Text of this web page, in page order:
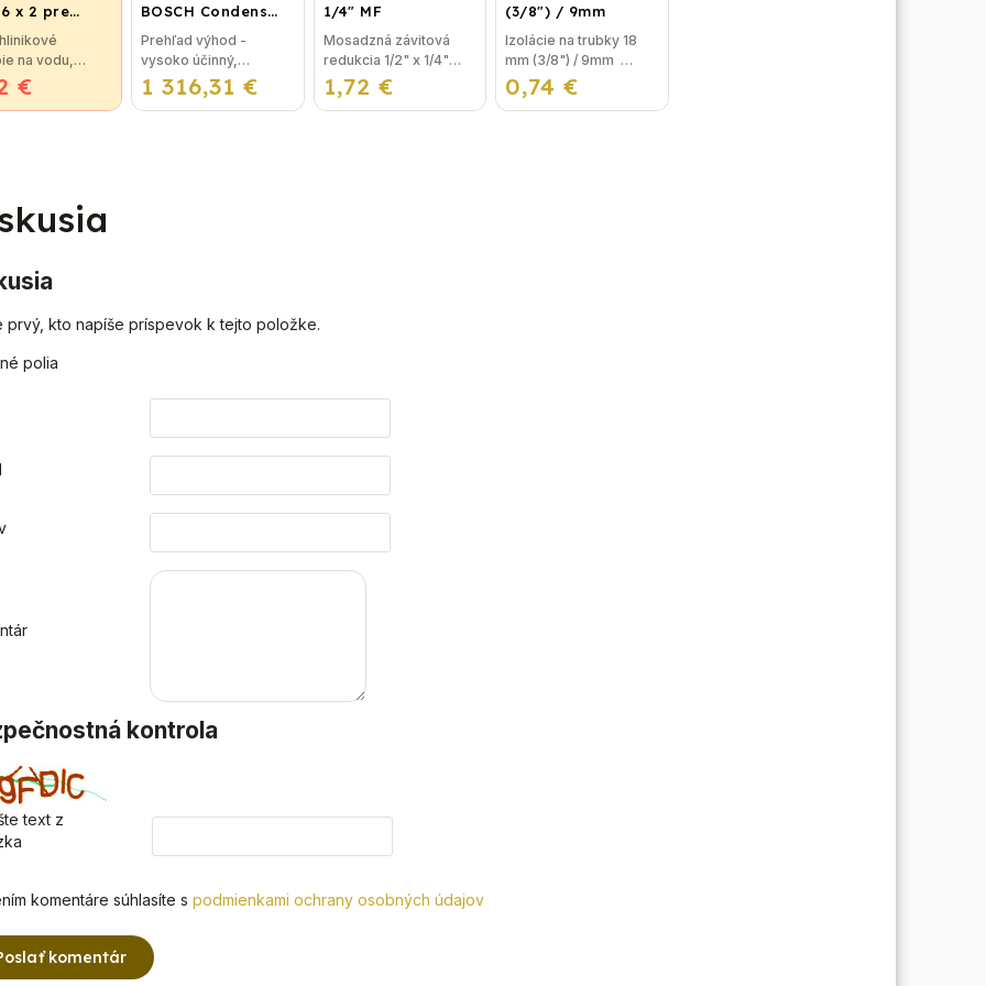
x 2 pre
kúrenie
€
na vodu,
a podlahové
Potrubie
BOSCH Condens
GC2300iW 24 P -
Závesný
kondenzačný
vykurovací kotol
1 316,31 €
Prehľad výhod -
vysoko účinný,
priestorovo úsporný -
intuitivne ovládaný LCD
1/4" MF
1,72 €
Mosadzná závitová
redukcia 1/2" x 1/4"
MF je najpoužívanejší
spoj na oceľové
(3/8") / 9mm
0,74 €
Izolácie na trubky 18
mm (3/8") / 9mm
Izolácia na potrubie,
alebo izolačná pena na
prvý, kto napíše príspevok k tejto položke.
polia
kontrola
text z
komentáre súhlasíte s podmienkami ochrany osobných údajov
komentár